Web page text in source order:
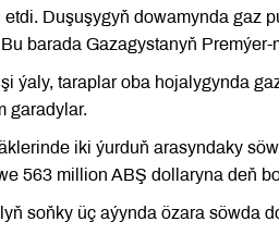
Duşuşygyň dowamynda gaz
barada Gazagystanyň
ýaly, taraplar oba hojalygynda
garadylar.
iki ýurduň arasyndaky
563 million ABŞ dollaryna deň
soňky üç aýynda özara söwda